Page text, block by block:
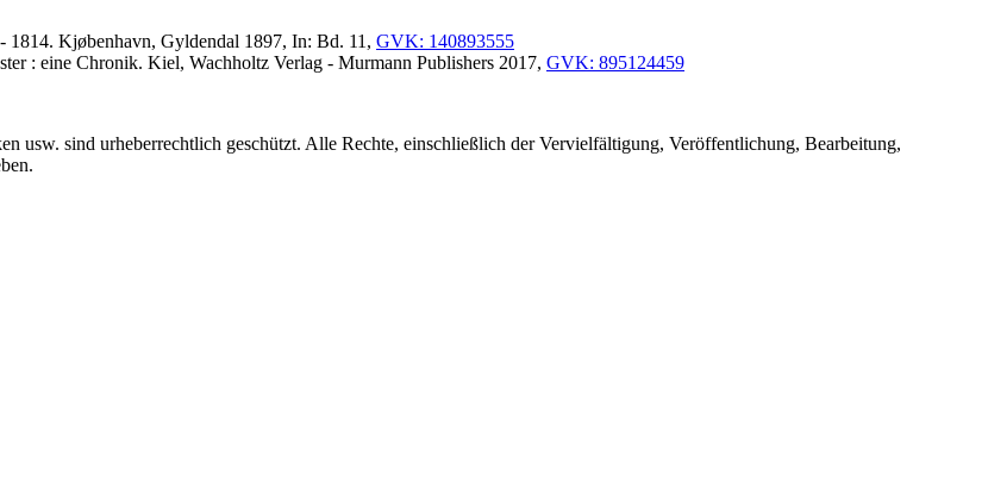
Kjøbenhavn, Gyldendal 1897, In: Bd. 11, GVK: 140893555
: eine Chronik. Kiel, Wachholtz Verlag - Murmann Publishers 2017, GVK: 895124459
usw. sind urheberrechtlich geschützt. Alle Rechte, einschließlich der Vervielfältigung, Veröffentlichung, Bearbeitung,